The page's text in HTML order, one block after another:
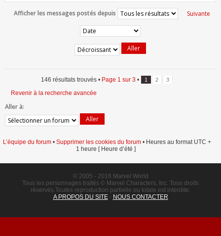
Suivante
Afficher les messages postés depuis
146 résultats trouvés • Page 1 sur 3• 1 2 3
Revenir à la recherche avancée
Aller à:
L’équipe du forum• Supprimer les cookies du forum• Heures au format UTC +
1 heure [ Heure d’été ]
© 2005 - 2016 Marvel World
Tous les personnages traités © Marvel Characters, Inc. Tous droits
réservés.Toutes reproduction partielle ou totale est interdite.
A PROPOS DU SITE- NOUS CONTACTER